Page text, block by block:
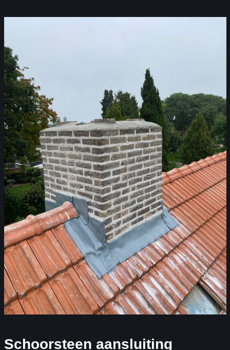
Schoorsteen aansluiting